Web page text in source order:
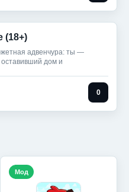
(18+)
адвенчура: ты —
дом и
0
Мод